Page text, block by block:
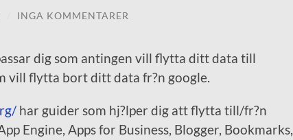
INGA KOMMENTARER
dig som antingen vill flytta ditt data till
vill flytta bort ditt data fr?n google.
har guider som hj?lper dig att flytta till/fr?n
Engine, Apps for Business, Blogger, Bookmarks,